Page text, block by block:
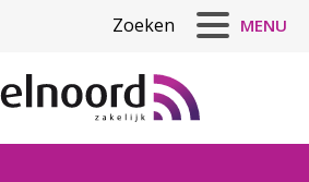
MENU
Zoeken